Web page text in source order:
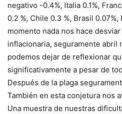
negativo -0.4%, Italia 0.1%,
0.2 %, Chile 0.3 %, Brasil
momento nada nos hace
inflacionaria, seguramente abril
podemos dejar de reflexionar
significativamente a pesar de
Después de la plaga
También en esta conjetura nos
Una muestra de nuestras